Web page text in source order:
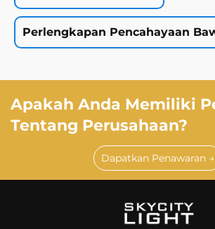
Perlengkapan Pencahayaan
Apakah Anda Memiliki
Tentang Perusahaan?
Dapatkan Penawaran →